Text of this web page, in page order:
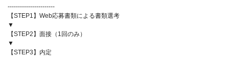
-----------------------
【STEP1】Web応募書類による書類選考
▼
【STEP2】面接（1回のみ）
▼
【STEP3】内定